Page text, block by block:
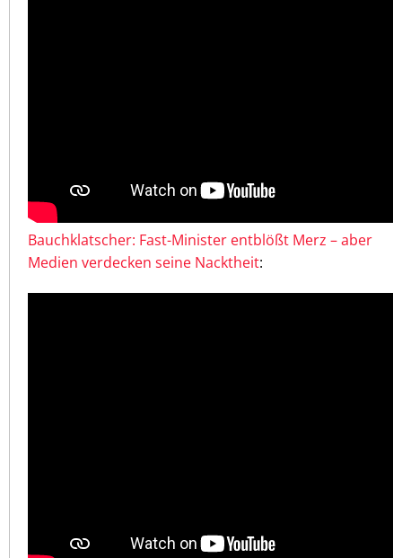
Bauchklatscher: Fast-Minister entblößt Merz – aber
Medien verdecken seine Nacktheit: